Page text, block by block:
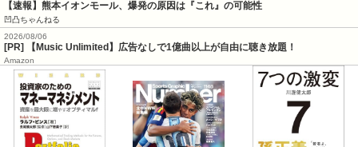
【速報】熊本イオンモール、爆発の原因は『これ』の可能性
凹凸ちゃんねる
2026/08/06
[PR] 【Music Unlimited】広告なしで1億曲以上が自由に聴き放題！
Amazon